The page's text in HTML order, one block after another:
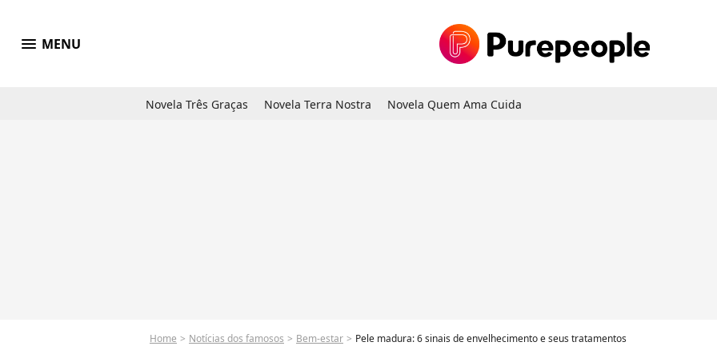
menu MENU
Novela Três Graças Novela Terra Nostra Novela Quem Ama Cuida
Home Notícias dos famosos Bem-estar Pele madura: 6 sinais de envelhecimento e seus tratamentos